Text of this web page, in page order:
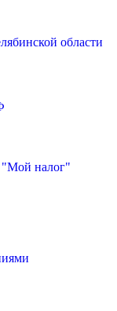
области
"Мой налог"